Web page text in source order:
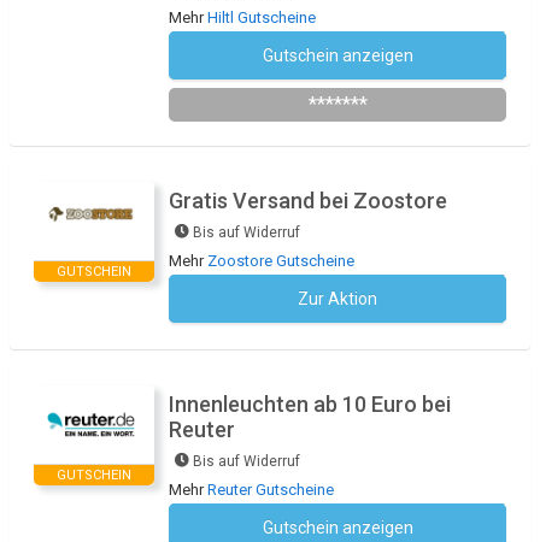
MehrHiltl Gutscheine
Gutschein anzeigen
*******
GUTSCHEIN
Gratis Versand bei Zoostore
Bis auf Widerruf
Mehr Zoostore Gutscheine
Zur Aktion
GUTSCHEIN
Innenleuchten ab 10 Euro bei
Reuter
Bis auf Widerruf
MehrReuter Gutscheine
Gutschein anzeigen